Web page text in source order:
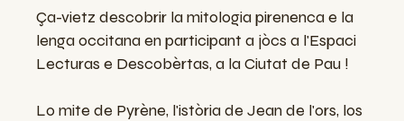
Ça-vietz descobrir la mitologia pirenenca e la
lenga occitana en participant a jòcs a l'Espaci
Lecturas e Descobèrtas, a la Ciutat de Pau !
Lo mite de Pyrène, l'istòria de Jean de l'ors, los